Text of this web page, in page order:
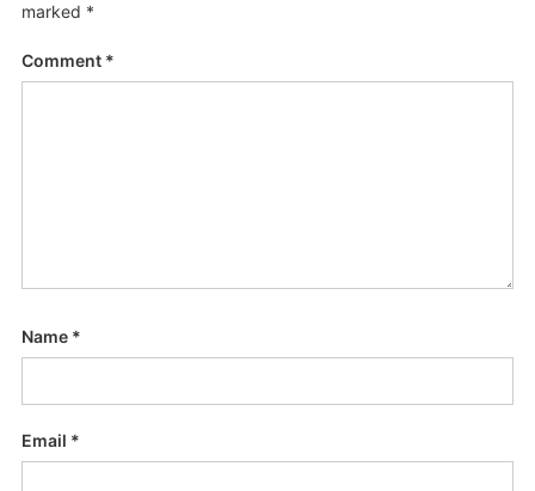
marked *
Comment *
Name *
Email *